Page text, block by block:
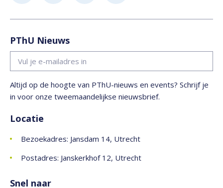
PThU Nieuws
Altijd op de hoogte van PThU-nieuws en events? Schrijf je
in voor onze tweemaandelijkse nieuwsbrief.
Locatie
Bezoekadres: Jansdam 14, Utrecht
Postadres: Janskerkhof 12, Utrecht
Snel naar